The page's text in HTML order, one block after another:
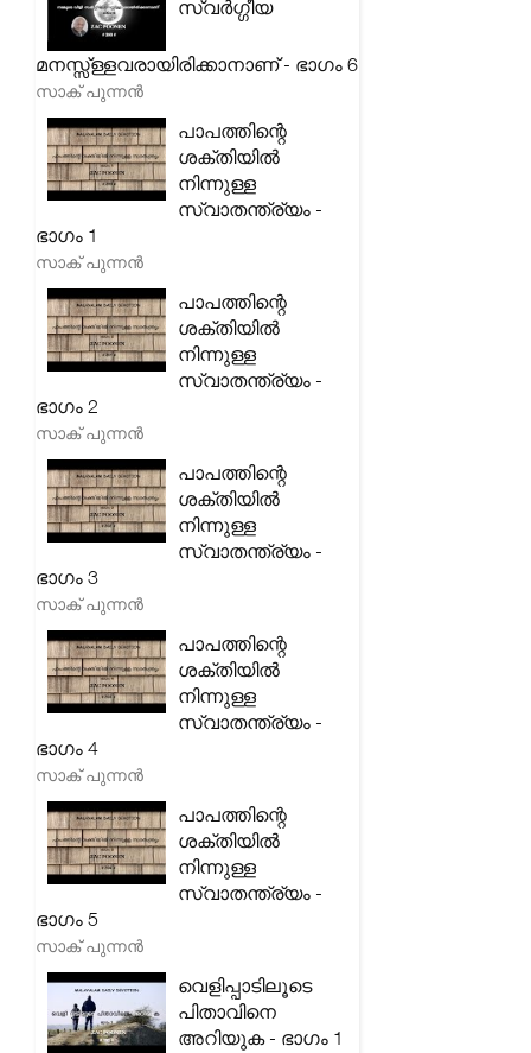
സ്വർഗ്ഗീയ
മനസ്സ്ള്ളവരായിരിക്കാനാണ് - ഭാഗം 6
സാക് പുന്നൻ
പാപത്തിന്റെ
ശക്തിയിൽ
നിന്നുള്ള
സ്വാതന്ത്ര്യം -
ഭാഗം 1
സാക് പുന്നൻ
പാപത്തിന്റെ
ശക്തിയിൽ
നിന്നുള്ള
സ്വാതന്ത്ര്യം -
ഭാഗം 2
സാക് പുന്നൻ
പാപത്തിന്റെ
ശക്തിയിൽ
നിന്നുള്ള
സ്വാതന്ത്ര്യം -
ഭാഗം 3
സാക് പുന്നൻ
പാപത്തിന്റെ
ശക്തിയിൽ
നിന്നുള്ള
സ്വാതന്ത്ര്യം -
ഭാഗം 4
സാക് പുന്നൻ
പാപത്തിന്റെ
ശക്തിയിൽ
നിന്നുള്ള
സ്വാതന്ത്ര്യം -
ഭാഗം 5
സാക് പുന്നൻ
വെളിപ്പാടിലൂടെ
പിതാവിനെ
അറിയുക - ഭാഗം 1